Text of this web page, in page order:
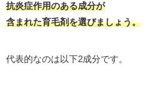
抗炎症作用のある成分が
含まれた育毛剤を選びましょう。
代表的なのは以下2成分です。